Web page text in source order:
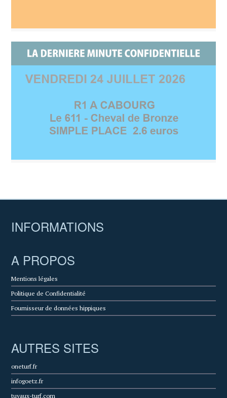
INFORMATIONS
A PROPOS
Mentions légales
Politique de Confidentialité
Fournisseur de données hippiques
AUTRES SITES
oneturf.fr
infogoetz.fr
tuyaux-turf.com